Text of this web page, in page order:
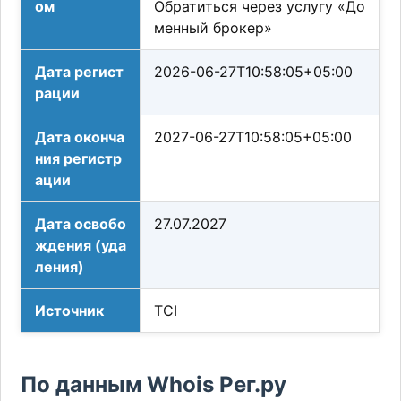
ом
Обратиться через услугу «До
менный брокер»
Дата регист
рации
2026-06-27T10:58:05+05:00
Дата оконча
ния регистр
ации
2027-06-27T10:58:05+05:00
Дата освобо
ждения (уда
ления)
27.07.2027
Источник TCI
По данным Whois Рег.ру